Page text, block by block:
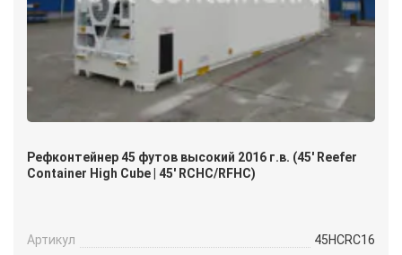
Рефконтейнер 45 футов высокий 2016 г.в. (45′ Reefer
Container High Cube | 45′ RCHC/RFHC)
Артикул
45HCRC16